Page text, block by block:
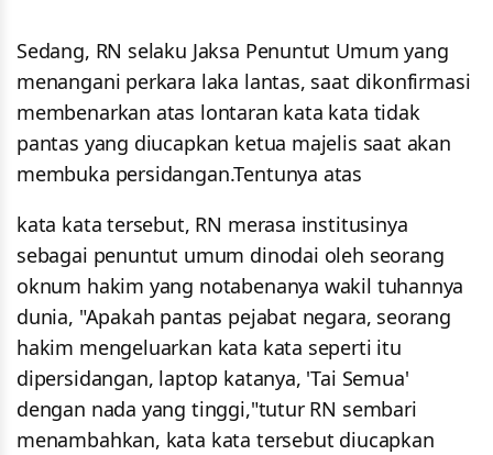
Sedang, RN selaku Jaksa Penuntut Umum yang
menangani perkara laka lantas, saat dikonfirmasi
membenarkan atas lontaran kata kata tidak
pantas yang diucapkan ketua majelis saat akan
membuka persidangan.Tentunya atas
kata kata tersebut, RN merasa institusinya
sebagai penuntut umum dinodai oleh seorang
oknum hakim yang notabenanya wakil tuhannya
dunia, "Apakah pantas pejabat negara, seorang
hakim mengeluarkan kata kata seperti itu
dipersidangan, laptop katanya, 'Tai Semua'
dengan nada yang tinggi,"tutur RN sembari
menambahkan, kata kata tersebut diucapkan